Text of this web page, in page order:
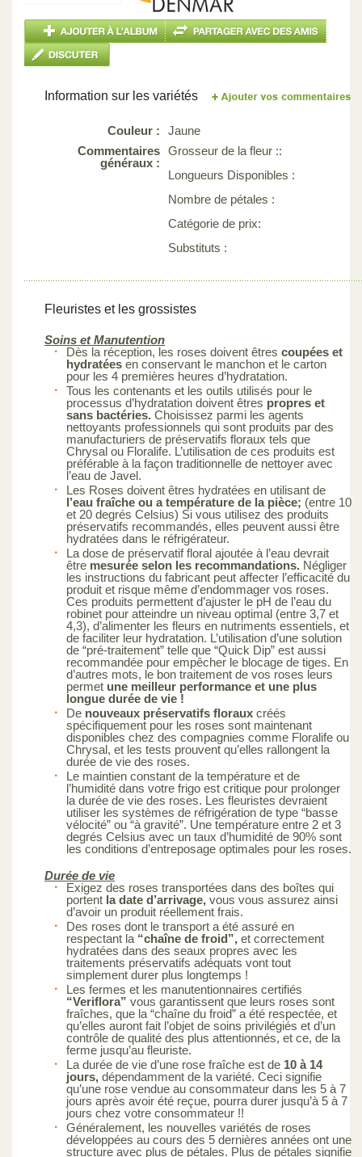
Information sur les variétés
Couleur :
Jaune
Commentaires
généraux :
Grosseur de la fleur ::
Longueurs Disponibles :
Nombre de pétales :
Catégorie de prix:
Substituts :
Fleuristes et les grossistes
Soins et Manutention
Dès la réception, les roses doivent êtres coupées et
hydratées en conservant le manchon et le carton
pour les 4 premières heures d’hydratation.
Tous les contenants et les outils utilisés pour le
processus d’hydratation doivent êtres propres et
sans bactéries. Choisissez parmi les agents
nettoyants professionnels qui sont produits par des
manufacturiers de préservatifs floraux tels que
Chrysal ou Floralife. L’utilisation de ces produits est
préférable à la façon traditionnelle de nettoyer avec
l’eau de Javel.
Les Roses doivent êtres hydratées en utilisant de
l’eau fraîche ou a température de la pièce; (entre 10
et 20 degrés Celsius) Si vous utilisez des produits
préservatifs recommandés, elles peuvent aussi être
hydratées dans le réfrigérateur.
La dose de préservatif floral ajoutée à l’eau devrait
être mesurée selon les recommandations. Négliger
les instructions du fabricant peut affecter l’efficacité du
produit et risque même d’endommager vos roses.
Ces produits permettent d’ajuster le pH de l’eau du
robinet pour atteindre un niveau optimal (entre 3,7 et
4,3), d’alimenter les fleurs en nutriments essentiels, et
de faciliter leur hydratation. L’utilisation d’une solution
de “pré-traitement” telle que “Quick Dip” est aussi
recommandée pour empêcher le blocage de tiges. En
d’autres mots, le bon traitement de vos roses leurs
permet une meilleur performance et une plus
longue durée de vie !
De nouveaux préservatifs floraux créés
spécifiquement pour les roses sont maintenant
disponibles chez des compagnies comme Floralife ou
Chrysal, et les tests prouvent qu’elles rallongent la
durée de vie des roses.
Le maintien constant de la température et de
l’humidité dans votre frigo est critique pour prolonger
la durée de vie des roses. Les fleuristes devraient
utiliser les systèmes de réfrigération de type “basse
vélocité” ou “à gravité”. Une température entre 2 et 3
degrés Celsius avec un taux d’humidité de 90% sont
les conditions d’entreposage optimales pour les roses.
Durée de vie
Exigez des roses transportées dans des boîtes qui
portent la date d’arrivage, vous vous assurez ainsi
d’avoir un produit réellement frais.
Des roses dont le transport a été assuré en
respectant la “chaîne de froid”, et correctement
hydratées dans des seaux propres avec les
traitements préservatifs adéquats vont tout
simplement durer plus longtemps !
Les fermes et les manutentionnaires certifiés
“Veriflora” vous garantissent que leurs roses sont
fraîches, que la “chaîne du froid” a été respectée, et
qu’elles auront fait l’objet de soins privilégiés et d’un
contrôle de qualité des plus attentionnés, et ce, de la
ferme jusqu’au fleuriste.
La durée de vie d’une rose fraîche est de 10 à 14
jours, dépendamment de la variété. Ceci signifie
qu’une rose vendue au consommateur dans les 5 à 7
jours après avoir été reçue, pourra durer jusqu’à 5 à 7
jours chez votre consommateur !!
Généralement, les nouvelles variétés de roses
développées au cours des 5 dernières années ont une
structure avec plus de pétales. Plus de pétales signifie